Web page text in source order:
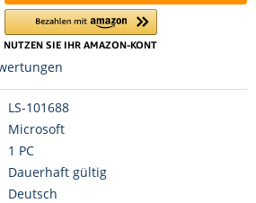
LS-101688
Microsoft
1 PC
Dauerhaft gültig
Deutsch